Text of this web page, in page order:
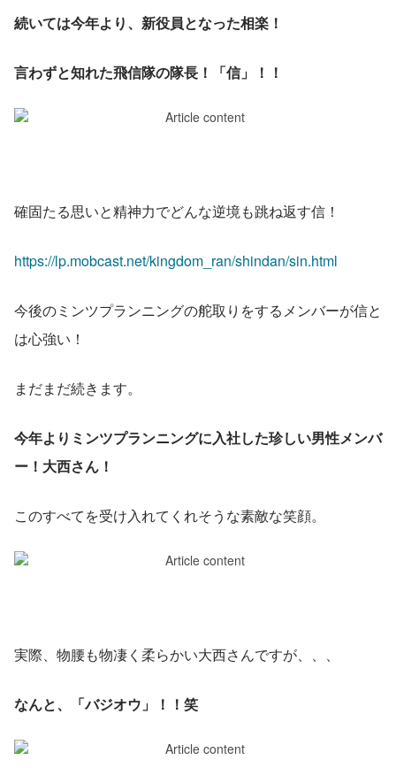
続いては今年より、新役員となった相楽！
言わずと知れた飛信隊の隊長！「信」！！
確固たる思いと精神力でどんな逆境も跳ね返す信！
https://lp.mobcast.net/kingdom_ran/shindan/sin.html
今後のミンツプランニングの舵取りをするメンバーが信と
は心強い！
まだまだ続きます。
今年よりミンツプランニングに入社した珍しい男性メンバ
ー！大西さん！
このすべてを受け入れてくれそうな素敵な笑顔。
実際、物腰も物凄く柔らかい大西さんですが、、、
なんと、「バジオウ」！！笑